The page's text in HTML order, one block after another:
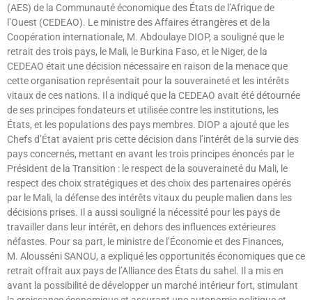
(AES) de la Communauté économique des États de l’Afrique de
l’Ouest (CEDEAO). Le ministre des Affaires étrangères et de la
Coopération internationale, M. Abdoulaye DIOP, a souligné que le
retrait des trois pays, le Mali, le Burkina Faso, et le Niger, de la
CEDEAO était une décision nécessaire en raison de la menace que
cette organisation représentait pour la souveraineté et les intérêts
vitaux de ces nations. Il a indiqué que la CEDEAO avait été détournée
de ses principes fondateurs et utilisée contre les institutions, les
États, et les populations des pays membres. DIOP a ajouté que les
Chefs d’État avaient pris cette décision dans l’intérêt de la survie des
pays concernés, mettant en avant les trois principes énoncés par le
Président de la Transition : le respect de la souveraineté du Mali, le
respect des choix stratégiques et des choix des partenaires opérés
par le Mali, la défense des intérêts vitaux du peuple malien dans les
décisions prises. Il a aussi souligné la nécessité pour les pays de
travailler dans leur intérêt, en dehors des influences extérieures
néfastes. Pour sa part, le ministre de l’Économie et des Finances,
M. Alousséni SANOU, a expliqué les opportunités économiques que ce
retrait offrait aux pays de l’Alliance des États du sahel. Il a mis en
avant la possibilité de développer un marché intérieur fort, stimulant